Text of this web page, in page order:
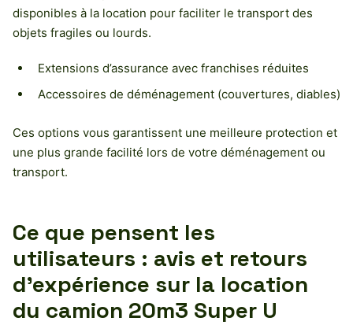
disponibles à la location pour faciliter le transport des
objets fragiles ou lourds.
Extensions d’assurance avec franchises réduites
Accessoires de déménagement (couvertures, diables)
Ces options vous garantissent une meilleure protection et
une plus grande facilité lors de votre déménagement ou
transport.
Ce que pensent les
utilisateurs : avis et retours
d’expérience sur la location
du camion 20m3 Super U